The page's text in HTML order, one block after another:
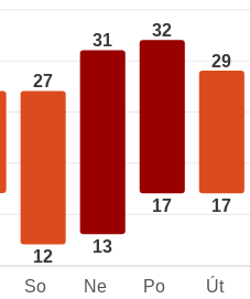
27
12
31
13
32
17
29
17
So Ne Po Út